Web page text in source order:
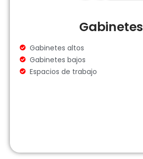
Gabinetes
Gabinetes altos
Gabinetes bajos
Espacios de trabajo